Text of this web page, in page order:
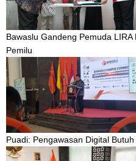
Bawaslu Gandeng Pemuda
Pemilu
Puadi: Pengawasan Digital